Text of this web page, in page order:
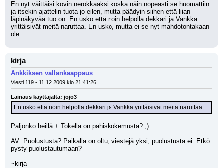
En nyt väittäisi kovin nerokkaaksi koska näin nopeasti se huomattiin
ja itsekin ajattelin tuota jo eilen, mutta päädyin siihen että liian
läpinäkyvää tuo on. En usko että noin helpolla dekkari ja Vankka
yrittäisivät meitä naruttaa. En usko, mutta ei se nyt mahdotontakaan
ole.
kirja
Ankkiksen vallankaappaus
Viesti 119 - 11.12.2009 klo 21:41:26
Lainaus käyttäjältä: jojo3
En usko että noin helpolla dekkari ja Vankka yrittäisivät meitä naruttaa.
Paljonko heillä + Tokella on pahiskokemusta? ;)
AV: Puolustusta? Paikalla on oltu, viestejä yksi, puolustusta ei. Etkö
pysty puolustautumaan?
~kirja